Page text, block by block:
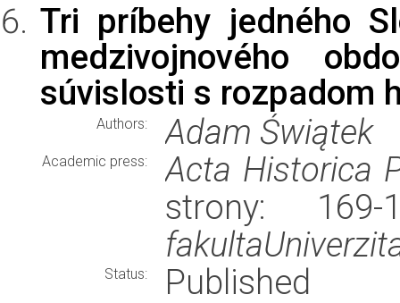
Tri príbehy jedného
medzivojnového
súvislosti s rozpadom
Authors: Adam Świątek
Academic press:
Acta Historica
strony:
Status:
Published